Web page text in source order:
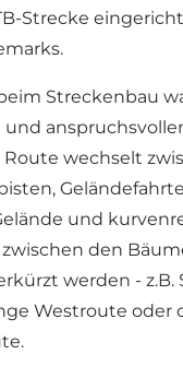
Strecke
Streckenbau
Route wechselt
und
den
werden - z.B.
Westroute oder